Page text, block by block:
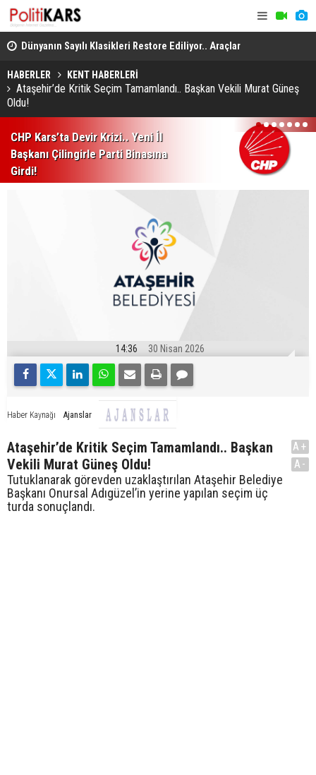
Dünyanın Sayılı Klasikleri Restore Ediliyor.. Araçlar
Yeniden Yollara Dönüyor!
HABERLER KENT HABERLERİ
Ataşehir’de Kritik Seçim Tamamlandı.. Başkan Vekili Murat Güneş
Oldu!
CHP Kars’ta Devir Krizi.. Yeni İl
Başkanı Çilingirle Parti Binasına
Girdi!
1 2 3 4 5 6 7
14:36 30 Nisan 2026
Haber Kaynağı Ajanslar
Ataşehir’de Kritik Seçim Tamamlandı.. Başkan
Vekili Murat Güneş Oldu!
Tutuklanarak görevden uzaklaştırılan Ataşehir Belediye
Başkanı Onursal Adıgüzel’in yerine yapılan seçim üç
turda sonuçlandı.
A+
A-